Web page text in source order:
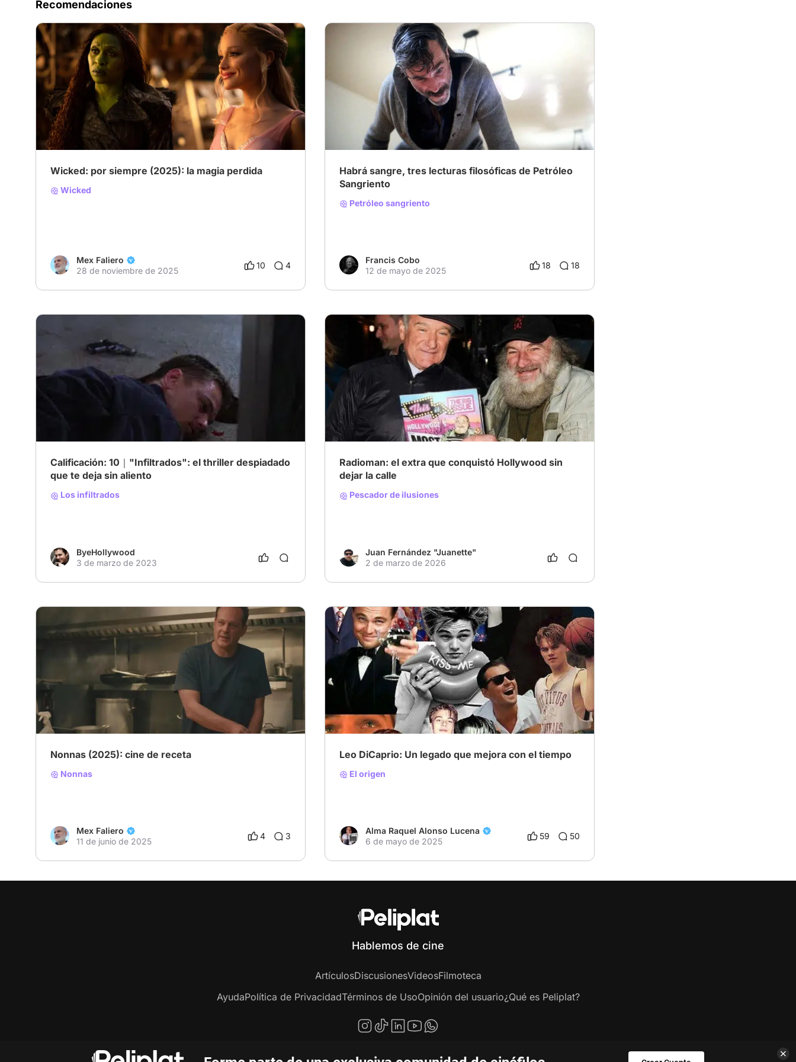
Recomendaciones
Wicked: por siempre (2025): la magia perdida
Wicked
Mex Faliero
28 de noviembre de 2025
10 4
Habrá sangre, tres lecturas filosóficas de Petróleo
Sangriento
Petróleo sangriento
Francis Cobo
12 de mayo de 2025
18 18
Calificación: 10｜"Infiltrados": el thriller despiadado
que te deja sin aliento
Los infiltrados
ByeHollywood
3 de marzo de 2023
Radioman: el extra que conquistó Hollywood sin
dejar la calle
Pescador de ilusiones
Juan Fernández "Juanette"
2 de marzo de 2026
Nonnas (2025): cine de receta
Nonnas
Mex Faliero
11 de junio de 2025
4 3
Leo DiCaprio: Un legado que mejora con el tiempo
El origen
Alma Raquel Alonso Lucena
6 de mayo de 2025
59 50
Hablemos de cine
ArtículosDiscusionesVideosFilmoteca
AyudaPolítica de PrivacidadTérminos de UsoOpinión del usuario¿Qué es Peliplat?